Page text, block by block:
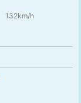
132km/h